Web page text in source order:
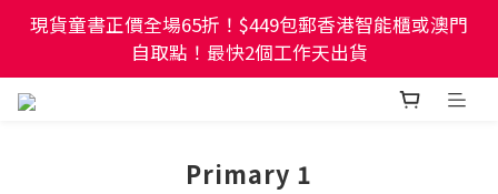
現貨童書正價全場65折！$449包郵香港智能櫃或澳門
自取點！最快2個工作天出貨
現貨童書正價全場65折！$449包郵香港智能櫃或澳門
自取點！最快2個工作天出貨
幼稚園及小學試卷/練習📚任選3件85折🌟5件75折
現貨童書正價全場65折！$449包郵香港智能櫃或澳門
Primary 1